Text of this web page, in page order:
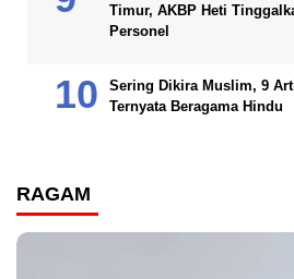
Timur, AKBP Heti
Personel
Sering Dikira Muslim, 9
Ternyata Beragama Hindu
RAGAM